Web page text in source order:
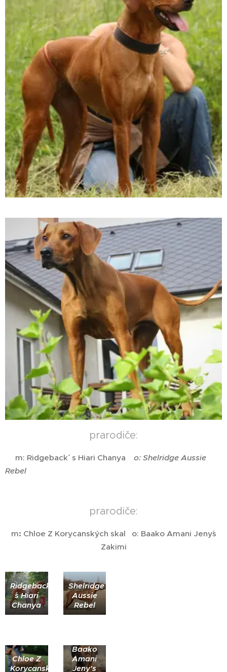
prarodiče:
m: Ridgeback´´ s Hiari Chanya
o: Shelridge Aussie
Rebel
prarodiče:
m: Chloe Z Korycanských skal o: Baako Amani Jeny´s
Zakimi
Ridgeback
´s Hiari
Chanya
Shelridge
Aussie
Rebel
Chloe Z
Korycanských
Baako
Amani
Jeny's